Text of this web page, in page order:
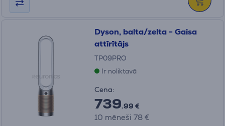
Dyson, balta/zelta - Gaisa
attīrītājs
TP09PRO
Ir noliktavā
Cena:
739.99 €
10 mēneši 78 €